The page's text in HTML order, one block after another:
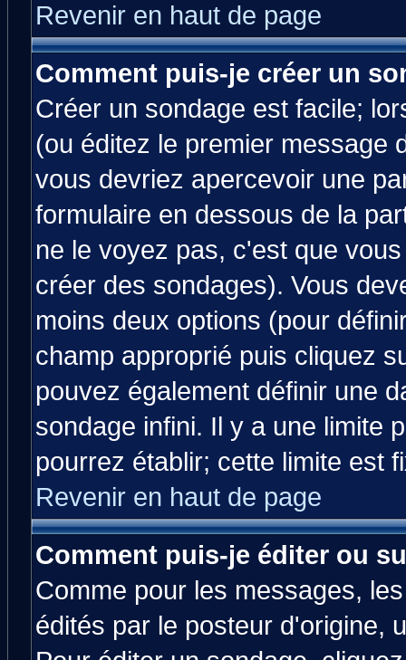
Revenir en haut de page
Comment puis-je créer un
Créer un sondage est facile;
(ou éditez le premier message
vous devriez apercevoir une
formulaire en dessous de la
ne le voyez pas, c'est que
créer des sondages). Vous
moins deux options (pour
champ approprié puis cliquez
pouvez également définir une
sondage infini. Il y a une limite
pourrez établir; cette limite est
Revenir en haut de page
Comment puis-je éditer ou
Comme pour les messages,
édités par le posteur d'origine,